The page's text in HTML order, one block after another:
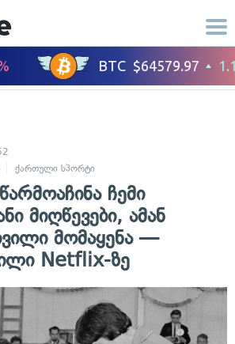
ქართული სპორტი
ჩემი
მიღწევები, ამან
მომაყენა —
Netflix-ზე